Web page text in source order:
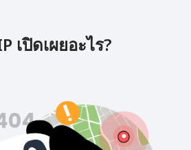
เปิดเผยอะไร?